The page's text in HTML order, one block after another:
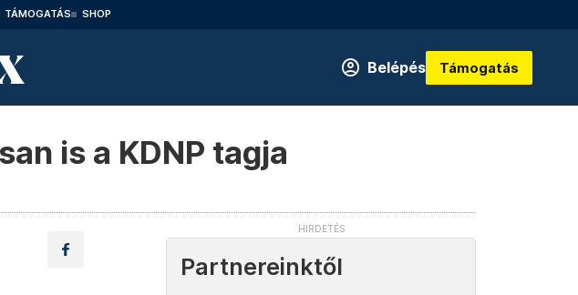
TÁMOGATÁS SHOP
Belépés Támogatás
is a KDNP tagja
Partnereinktől